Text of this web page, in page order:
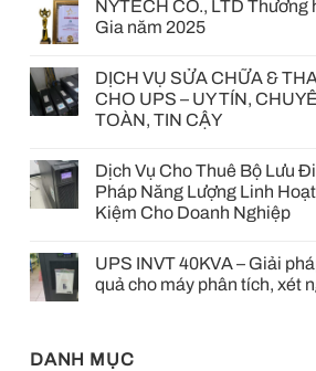
NYTECH CO., LTD Thương
Gia năm 2025
DỊCH VỤ SỬA CHỮA &
CHO UPS – UY TÍN,
TOÀN, TIN CẬY
Dịch Vụ Cho Thuê Bộ Lưu
Pháp Năng Lượng Linh
Kiệm Cho Doanh Nghiệp
UPS INVT 40KVA – Giải
quả cho máy phân tích, xét
DANH MỤC